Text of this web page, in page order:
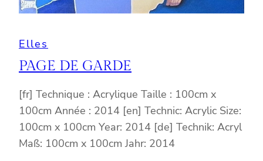
Elles
PAGE DE GARDE
[fr] Technique : Acrylique Taille : 100cm x
100cm Année : 2014 [en] Technic: Acrylic Size:
100cm x 100cm Year: 2014 [de] Technik: Acryl
Maß: 100cm x 100cm Jahr: 2014